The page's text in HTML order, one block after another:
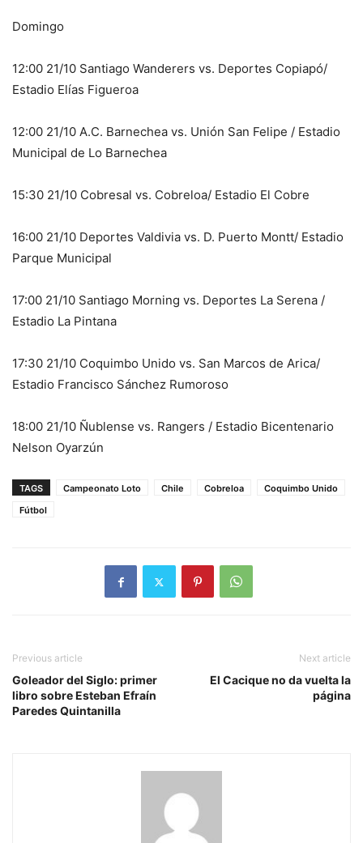
Domingo
12:00 21/10 Santiago Wanderers vs. Deportes Copiapó/
Estadio Elías Figueroa
12:00 21/10 A.C. Barnechea vs. Unión San Felipe / Estadio
Municipal de Lo Barnechea
15:30 21/10 Cobresal vs. Cobreloa/ Estadio El Cobre
16:00 21/10 Deportes Valdivia vs. D. Puerto Montt/ Estadio
Parque Municipal
17:00 21/10 Santiago Morning vs. Deportes La Serena /
Estadio La Pintana
17:30 21/10 Coquimbo Unido vs. San Marcos de Arica/
Estadio Francisco Sánchez Rumoroso
18:00 21/10 Ñublense vs. Rangers / Estadio Bicentenario
Nelson Oyarzún
TAGS Campeonato Loto Chile Cobreloa
Coquimbo Unido
Fútbol
Previous article
Goleador del Siglo: primer
libro sobre Esteban Efraín
Paredes Quintanilla
Next article
El Cacique no da vuelta la
página